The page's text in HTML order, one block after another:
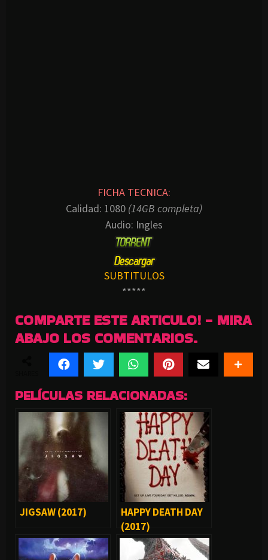
FICHA TECNICA:
Calidad: 1080 (14GB completa)
Audio: Ingles
SUBTITULOS
*****
COMPARTE ESTE ARTICULO! - MIRA
ABAJO LOS COMENTARIOS.
PELÍCULAS RELACIONADAS:
JIGSAW (2017)
HAPPY DEATH DAY
(2017)